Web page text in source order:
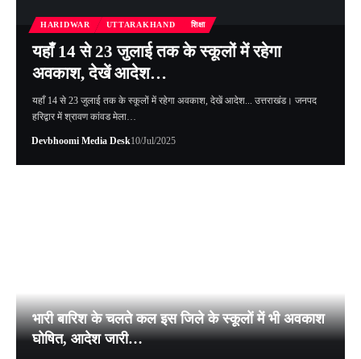
HARIDWAR UTTARAKHAND शिक्षा
यहाँ 14 से 23 जुलाई तक के स्कूलों में रहेगा
अवकाश, देखें आदेश…
यहाँ 14 से 23 जुलाई तक के स्कूलों में रहेगा अवकाश, देखें आदेश... उत्तराखंड। जनपद
हरिद्वार में श्रावण कांवड मेला…
Devbhoomi Media Desk10/Jul/2025
भारी बारिश के चलते कल इस जिले के स्कूलों में भी अवकाश
घोषित, आदेश जारी…